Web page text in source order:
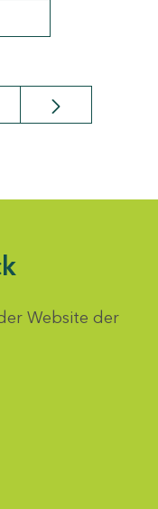
Website der
auswählen